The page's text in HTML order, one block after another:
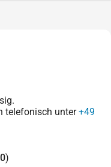
telefonisch unter+49
)